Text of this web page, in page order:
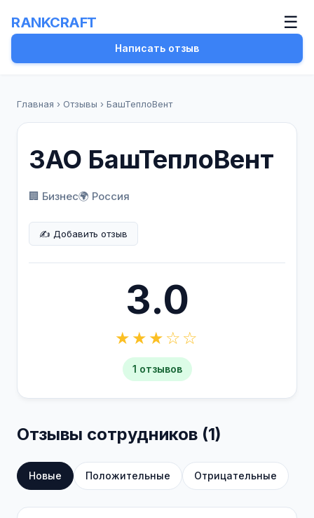
RANKCRAFT ☰
Написать отзыв
Главная › Отзывы › БашТеплоВент
ЗАО БашТеплоВент
🏢 Бизнес🌍 Россия
✍️ Добавить отзыв
3.0
★★★☆☆
1 отзывов
Отзывы сотрудников (1)
Новые Положительные Отрицательные